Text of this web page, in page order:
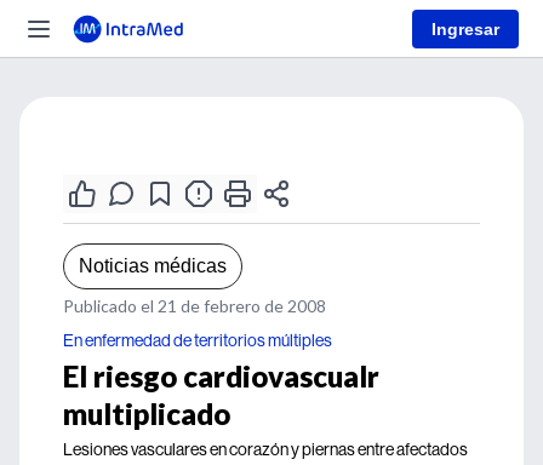
Ingresar
Noticias médicas
Publicado el 21 de febrero de 2008
En enfermedad de territorios múltiples
El riesgo cardiovascualr
multiplicado
Lesiones vasculares en corazón y piernas entre afectados